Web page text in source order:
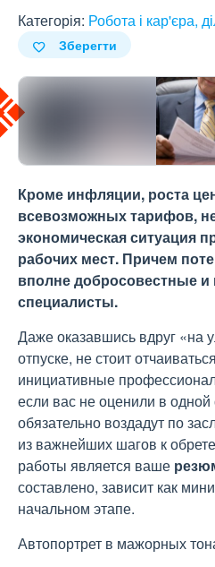
Категорія: Робота і кар'єра,
Зберегти
Кроме инфляции, роста
всевозможных тарифов,
экономическая ситуация
рабочих мест. Причем
вполне добросовестные
специалисты.
Даже оказавшись вдруг «на
отпуске, не стоит
инициативные
если вас не оценили в
обязательно воздадут по
из важнейших шагов к
работы является ваше
составлено, зависит как
начальном этапе.
Автопортрет в мажорных